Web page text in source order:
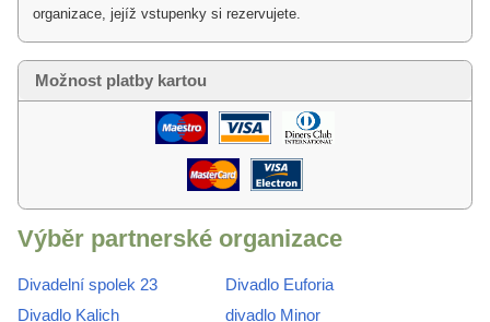
organizace, jejíž vstupenky si rezervujete.
Možnost platby kartou
Výběr partnerské organizace
Divadelní spolek 23
Divadlo Euforia
Divadlo Kalich
divadlo Minor